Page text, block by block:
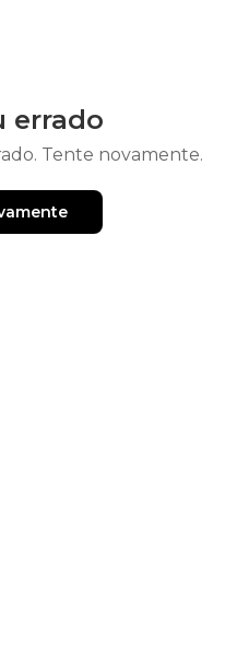
errado
Tente novamente.